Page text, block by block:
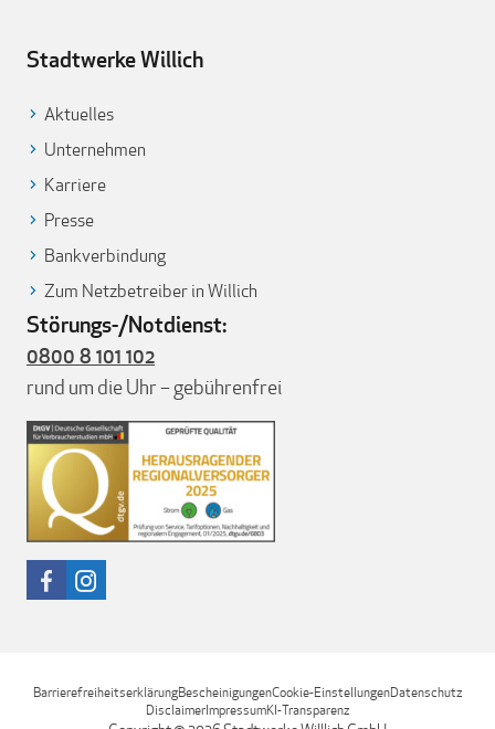
Stadtwerke Willich
Aktuelles
Unternehmen
Karriere
Presse
Bankverbindung
Zum Netzbetreiber in Willich
Störungs-/Notdienst:
0800 8 101 102
rund um die Uhr – gebührenfrei
BarrierefreiheitserklärungBescheinigungenCookie-EinstellungenDatenschutz
DisclaimerImpressumKI-Transparenz